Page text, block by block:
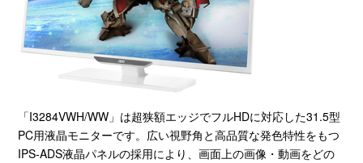
「I3284VWH/WW」は超狭額エッジでフルHDに対応した31.5型
PC用液晶モニターです。広い視野角と高品質な発色特性をもつ
IPS-ADS液晶パネルの採用により、画面上の画像・動画をどの